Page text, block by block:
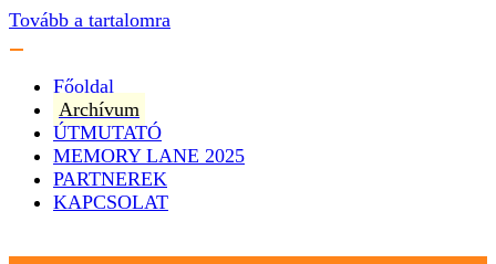
Tovább a tartalomra
Főoldal
Archívum
ÚTMUTATÓ
MEMORY LANE 2025
PARTNEREK
KAPCSOLAT